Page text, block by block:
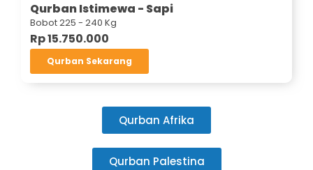
Qurban Istimewa - Sapi
Bobot 225 - 240 Kg
Rp 15.750.000
Qurban Sekarang
Qurban Afrika
Qurban Palestina